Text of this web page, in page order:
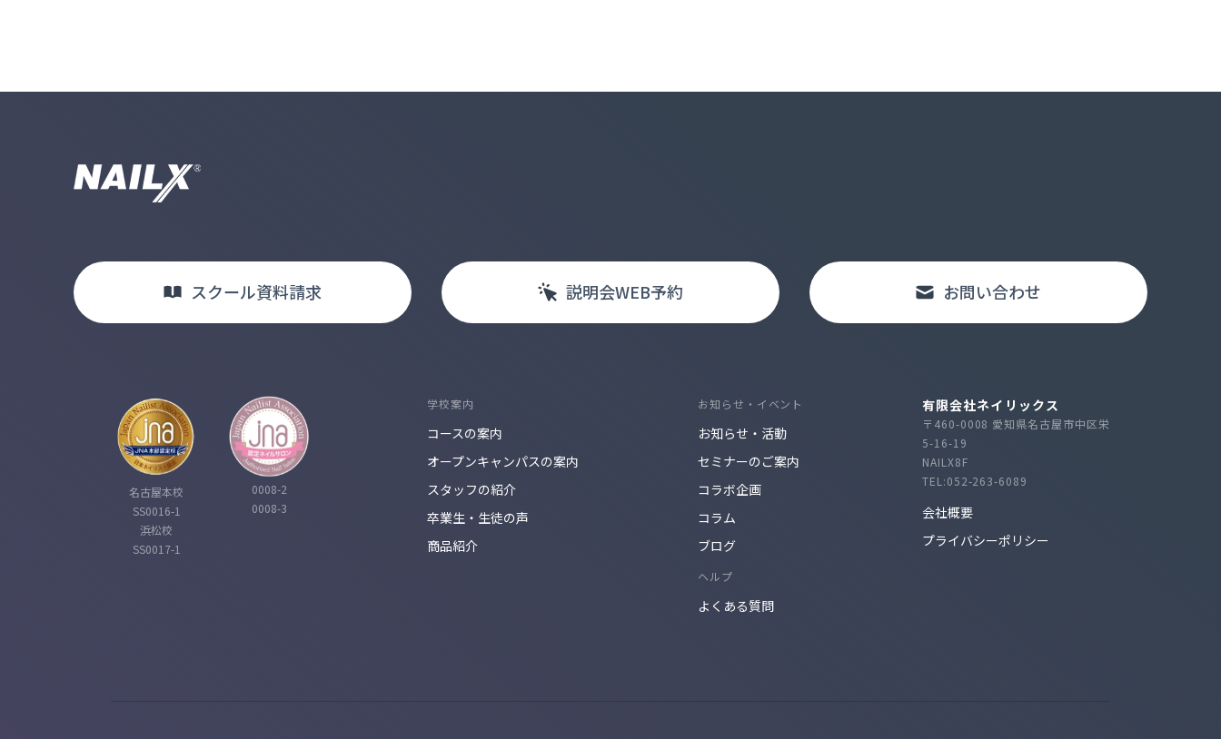
スクール資料請求 説明会WEB予約 お問い合わせ
名古屋本校
SS0016-1
浜松校
SS0017-1
0008-2
0008-3
学校案内
コースの案内
オープンキャンパスの案内
スタッフの紹介
卒業生・生徒の声
商品紹介
お知らせ・イベント
お知らせ・活動
セミナーのご案内
コラボ企画
コラム
ブログ
ヘルプ
よくある質問
有限会社ネイリックス
〒460-0008 愛知県名古屋市中区栄
5-16-19
NAILX8F
TEL:052-263-6089
会社概要
プライバシーポリシー